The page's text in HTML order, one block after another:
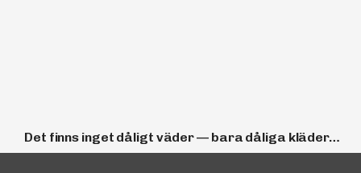
Det finns inget dåligt väder — bara dåliga kläder…